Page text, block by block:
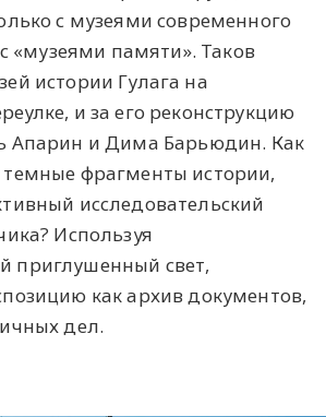
с музеями современного
«музеями памяти». Таков
истории Гулага на
и за его реконструкцию
Апарин и Дима Барьюдин. Как
темные фрагменты истории,
исследовательский
Используя
приглушенный свет,
как архив документов,
дел.